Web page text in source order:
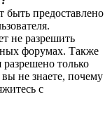
предоставлено
не разрешить
форумах. Также
только
не знаете, почему
с